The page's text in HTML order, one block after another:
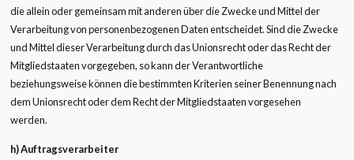
die allein oder gemeinsam mit anderen über die Zwecke und Mittel der
Verarbeitung von personenbezogenen Daten entscheidet. Sind die Zwecke
und Mittel dieser Verarbeitung durch das Unionsrecht oder das Recht der
Mitgliedstaaten vorgegeben, so kann der Verantwortliche
beziehungsweise können die bestimmten Kriterien seiner Benennung nach
dem Unionsrecht oder dem Recht der Mitgliedstaaten vorgesehen
werden.
h) Auftragsverarbeiter